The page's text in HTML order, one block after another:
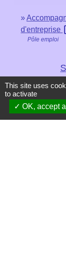
d'entreprise
Pôle emploi
This site uses
to activate
OK, accept all